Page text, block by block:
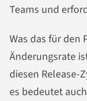
Teams und
Was das für den
Änderungsrate
diesen Release-
es bedeutet